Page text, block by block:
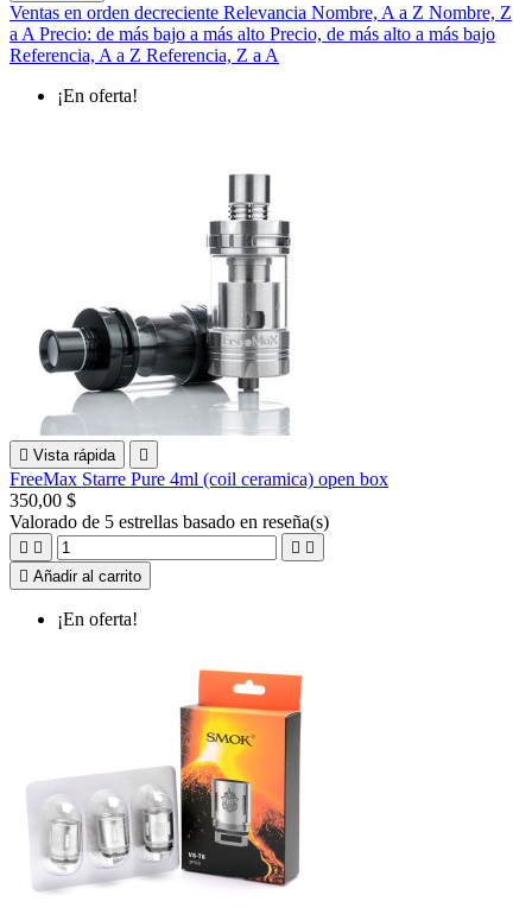
Ventas en orden decreciente Relevancia Nombre, A a Z Nombre, Z
a A Precio: de más bajo a más alto Precio, de más alto a más bajo
Referencia, A a Z Referencia, Z a A
¡En oferta!
 Vista rápida 
FreeMax Starre Pure 4ml (coil ceramica) open box
350,00 $
Valorado de 5 estrellas basado en reseña(s)
   
 Añadir al carrito
¡En oferta!